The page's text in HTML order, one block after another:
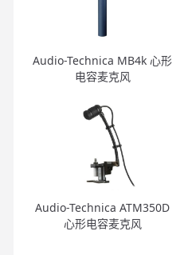
Audio-Technica MB4k 心形
电容麦克风
Audio-Technica ATM350D
心形电容麦克风